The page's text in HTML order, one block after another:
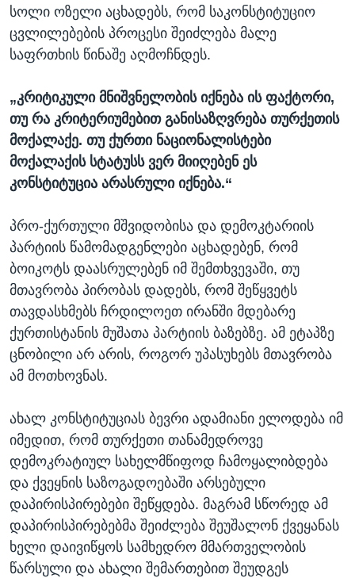
სოლი ოზელი აცხადებს, რომ საკონსტიტუციო
ცვლილებების პროცესი შეიძლება მალე
საფრთხის წინაშე აღმოჩნდეს.
„კრიტიკული მნიშვნელობის იქნება ის ფაქტორი,
თუ რა კრიტერიუმებით განისაზღვრება თურქეთის
მოქალაქე. თუ ქურთი ნაციონალისტები
მოქალაქის სტატუსს ვერ მიიღებენ ეს
კონსტიტუცია არასრული იქნება.“
პრო-ქურთული მშვიდობისა და დემოკტარიის
პარტიის წამომადგენლები აცხადებენ, რომ
ბოიკოტს დაასრულებენ იმ შემთხვევაში, თუ
მთავრობა პირობას დადებს, რომ შეწყვეტს
თავდასხმებს ჩრდილოეთ ირანში მდებარე
ქურთისტანის მუშათა პარტიის ბაზებზე. ამ ეტაპზე
ცნობილი არ არის, როგორ უპასუხებს მთავრობა
ამ მოთხოვნას.
ახალ კონსტიტუციას ბევრი ადამიანი ელოდება იმ
იმედით, რომ თურქეთი თანამედროვე
დემოკრატიულ სახელმწიფოდ ჩამოყალიბდება
და ქვეყნის საზოგადოებაში არსებული
დაპირისპირებები შეწყდება. მაგრამ სწორედ ამ
დაპირისპირებებმა შეიძლება შეუშალონ ქვეყანას
ხელი დაივიწყოს სამხედრო მმართველობის
წარსული და ახალი შემართებით შეუდგეს